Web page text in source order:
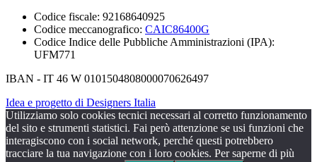
Codice fiscale: 92168640925
Codice meccanografico: CAIC86400G
Codice Indice delle Pubbliche Amministrazioni (IPA):
UFM771
IBAN - IT 46 W 0101504808000070626497
Idea e progetto di Designers Italia
Utilizziamo solo cookies tecnici necessari al corretto funzionamento
del sito e strumenti statistici. Fai però attenzione se usi funzioni che
interagiscono con i social network, perché questi potrebbero
tracciare la tua navigazione con i loro cookies. Per saperne di più